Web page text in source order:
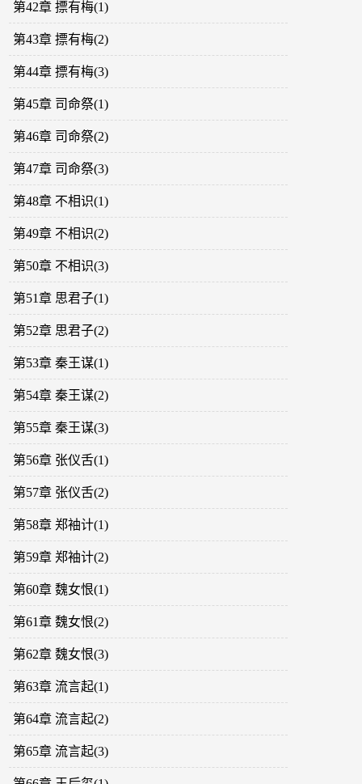
第42章 摽有梅(1)
第43章 摽有梅(2)
第44章 摽有梅(3)
第45章 司命祭(1)
第46章 司命祭(2)
第47章 司命祭(3)
第48章 不相识(1)
第49章 不相识(2)
第50章 不相识(3)
第51章 思君子(1)
第52章 思君子(2)
第53章 秦王谋(1)
第54章 秦王谋(2)
第55章 秦王谋(3)
第56章 张仪舌(1)
第57章 张仪舌(2)
第58章 郑袖计(1)
第59章 郑袖计(2)
第60章 魏女恨(1)
第61章 魏女恨(2)
第62章 魏女恨(3)
第63章 流言起(1)
第64章 流言起(2)
第65章 流言起(3)